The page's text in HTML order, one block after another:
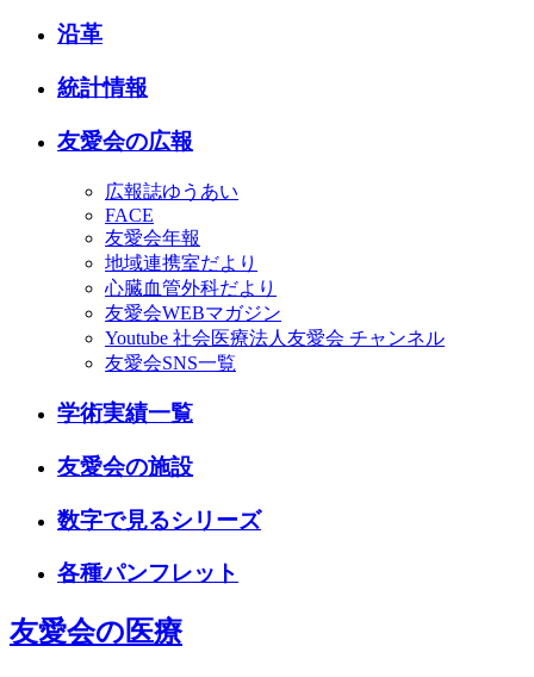
沿革
統計情報
友愛会の広報
広報誌ゆうあい
FACE
友愛会年報
地域連携室だより
心臓血管外科だより
友愛会WEBマガジン
Youtube 社会医療法人友愛会 チャンネル
友愛会SNS一覧
学術実績一覧
友愛会の施設
数字で見るシリーズ
各種パンフレット
友愛会の医療